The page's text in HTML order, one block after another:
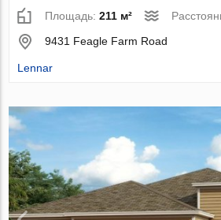
Площадь:211 м²
9431 Feagle Farm Road
Lennar